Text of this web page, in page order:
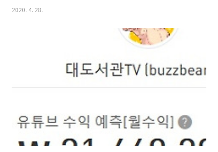
진에도 신경을 쓸 때가 된거 같은데, 여전히 쌩얼(?)을 공개하고 있네요.
드림)'같은 목록이 있었던 것 같은데.. "없네?"라고 하는 순간... '돠드
림'이 '돠dream'으로 바뀌어 있네요. '돠dream'에는 다음과 같은 영상
생겨있네요. 이 '거꾸로한진용진' 채널에서 '돠드림' 재생목록이 확인되
는데요. 채널을 분화해서 채널별 정체성을 확립하려는..
2020. 4. 28.